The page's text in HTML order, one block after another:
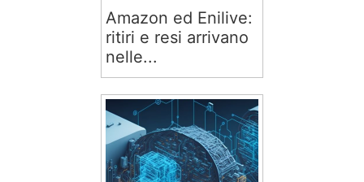
Amazon ed Enilive:
ritiri e resi arrivano
nelle...